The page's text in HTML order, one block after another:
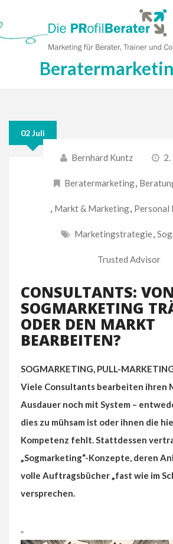
02 Juli
Bernhard Kuntz 2.
Beratermarketing,
, Markt & Marketing, Personal
Marketingstrategie,
Trusted Advisor
CONSULTANTS: VON
SOGMARKETING
ODER DEN MARKT
BEARBEITEN?
SOGMARKETING, PULL-
Viele Consultants bearbeiten ihren
Ausdauer noch mit System –
dies zu mühsam ist oder ihnen die
Kompetenz fehlt. Stattdessen
„Sogmarketing“-Konzepte, deren
volle Auftragsbücher „fast wie im
versprechen.
„